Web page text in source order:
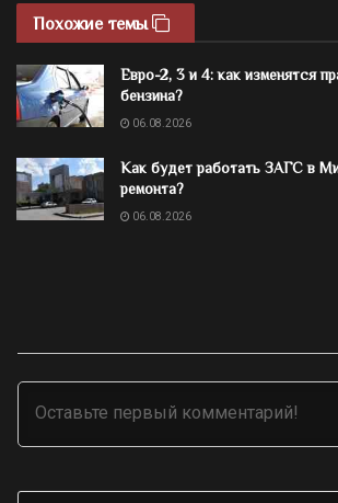
Похожие темы
Евро-2, 3 и 4: как изменятся
бензина?
06.08.2026
Как будет работать ЗАГС в
ремонта?
06.08.2026